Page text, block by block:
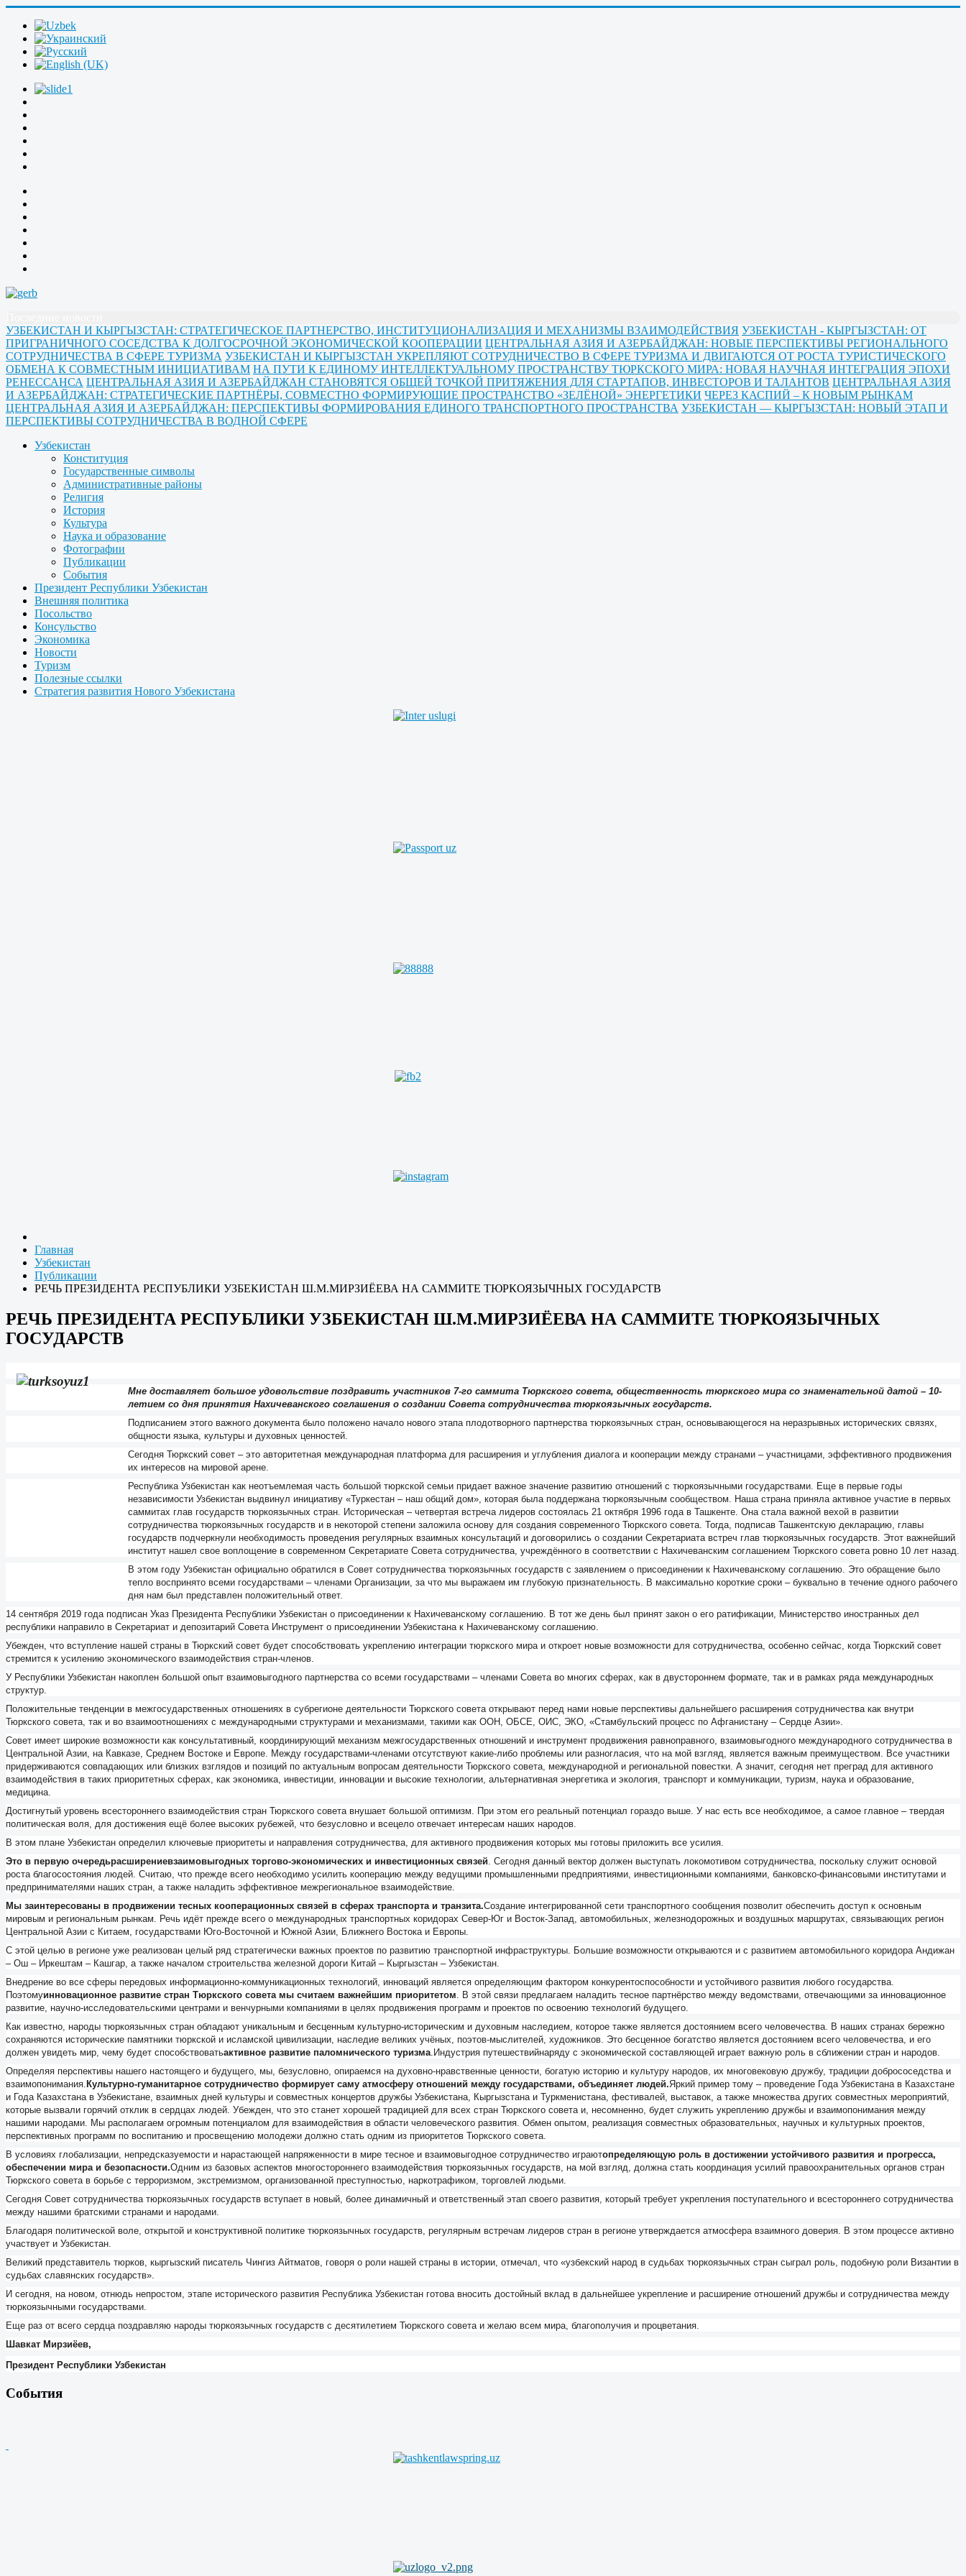
УЗБЕКИСТАН И КЫРГЫЗСТАН: СТРАТЕГИЧЕСКОЕ ПАРТНЕРСТВО, ИНСТИТУЦИОНАЛИЗАЦИЯ И МЕХАНИЗМЫ ВЗАИМОДЕЙСТВИЯ УЗБЕКИСТАН - КЫРГЫЗСТАН: ОТ
ПРИГРАНИЧНОГО СОСЕДСТВА К ДОЛГОСРОЧНОЙ ЭКОНОМИЧЕСКОЙ КООПЕРАЦИИ ЦЕНТРАЛЬНАЯ АЗИЯ И АЗЕРБАЙДЖАН: НОВЫЕ ПЕРСПЕКТИВЫ РЕГИОНАЛЬНОГО
СОТРУДНИЧЕСТВА В СФЕРЕ ТУРИЗМА УЗБЕКИСТАН И КЫРГЫЗСТАН УКРЕПЛЯЮТ СОТРУДНИЧЕСТВО В СФЕРЕ ТУРИЗМА И ДВИГАЮТСЯ ОТ РОСТА ТУРИСТИЧЕСКОГО
ОБМЕНА К СОВМЕСТНЫМ ИНИЦИАТИВАМ НА ПУТИ К ЕДИНОМУ ИНТЕЛЛЕКТУАЛЬНОМУ ПРОСТРАНСТВУ ТЮРКСКОГО МИРА: НОВАЯ НАУЧНАЯ ИНТЕГРАЦИЯ ЭПОХИ
РЕНЕССАНСА ЦЕНТРАЛЬНАЯ АЗИЯ И АЗЕРБАЙДЖАН СТАНОВЯТСЯ ОБЩЕЙ ТОЧКОЙ ПРИТЯЖЕНИЯ ДЛЯ СТАРТАПОВ, ИНВЕСТОРОВ И ТАЛАНТОВ ЦЕНТРАЛЬНАЯ АЗИЯ
И АЗЕРБАЙДЖАН: СТРАТЕГИЧЕСКИЕ ПАРТНЁРЫ, СОВМЕСТНО ФОРМИРУЮЩИЕ ПРОСТРАНСТВО «ЗЕЛЁНОЙ» ЭНЕРГЕТИКИ ЧЕРЕЗ КАСПИЙ – К НОВЫМ РЫНКАМ
ЦЕНТРАЛЬНАЯ АЗИЯ И АЗЕРБАЙДЖАН: ПЕРСПЕКТИВЫ ФОРМИРОВАНИЯ ЕДИНОГО ТРАНСПОРТНОГО ПРОСТРАНСТВА УЗБЕКИСТАН — КЫРГЫЗСТАН: НОВЫЙ ЭТАП И
ПЕРСПЕКТИВЫ СОТРУДНИЧЕСТВА В ВОДНОЙ СФЕРЕ
Узбекистан
Конституция
Государственные символы
Административные районы
Религия
История
Культура
Наука и образование
Фотографии
Публикации
События
Президент Республики Узбекистан
Внешняя политика
Посольство
Консульство
Экономика
Новости
Туризм
Полезные ссылки
Стратегия развития Нового Узбекистана
Главная
Узбекистан
Публикации
РЕЧЬ ПРЕЗИДЕНТА РЕСПУБЛИКИ УЗБЕКИСТАН Ш.М.МИРЗИЁЕВА НА САММИТЕ ТЮРКОЯЗЫЧНЫХ ГОСУДАРСТВ
РЕЧЬ ПРЕЗИДЕНТА РЕСПУБЛИКИ УЗБЕКИСТАН Ш.М.МИРЗИЁЕВА НА САММИТЕ ТЮРКОЯЗЫЧНЫХ
ГОСУДАРСТВ
Мне доставляет большое удовольствие поздравить участников 7-го саммита Тюркского совета, общественность тюркского мира со знаменательной датой – 10-
летием со дня принятия Нахичеванского соглашения о создании Совета сотрудничества тюркоязычных государств.
Подписанием этого важного документа было положено начало нового этапа плодотворного партнерства тюркоязычных стран, основывающегося на неразрывных исторических связях,
общности языка, культуры и духовных ценностей.
Сегодня Тюркский совет – это авторитетная международная платформа для расширения и углубления диалога и кооперации между странами – участницами, эффективного продвижения
их интересов на мировой арене.
Республика Узбекистан как неотъемлемая часть большой тюркской семьи придает важное значение развитию отношений с тюркоязычными государствами. Еще в первые годы
независимости Узбекистан выдвинул инициативу «Туркестан – наш общий дом», которая была поддержана тюркоязычным сообществом. Наша страна приняла активное участие в первых
саммитах глав государств тюркоязычных стран. Историческая – четвертая встреча лидеров состоялась 21 октября 1996 года в Ташкенте. Она стала важной вехой в развитии
сотрудничества тюркоязычных государств и в некоторой степени заложила основу для создания современного Тюркского совета. Тогда, подписав Ташкентскую декларацию, главы
государств подчеркнули необходимость проведения регулярных взаимных консультаций и договорились о создании Секретариата встреч глав тюркоязычных государств. Этот важнейший
институт нашел свое воплощение в современном Секретариате Совета сотрудничества, учреждённого в соответствии с Нахичеванским соглашением Тюркского совета ровно 10 лет назад.
В этом году Узбекистан официально обратился в Совет сотрудничества тюркоязычных государств с заявлением о присоединении к Нахичеванскому соглашению. Это обращение было
тепло воспринято всеми государствами – членами Организации, за что мы выражаем им глубокую признательность. В максимально короткие сроки – буквально в течение одного рабочего
дня нам был представлен положительный ответ.
14 сентября 2019 года подписан Указ Президента Республики Узбекистан о присоединении к Нахичеванскому соглашению. В тот же день был принят закон о его ратификации, Министерство иностранных дел
республики направило в Секретариат и депозитарий Совета Инструмент о присоединении Узбекистана к Нахичеванскому соглашению.
Убежден, что вступление нашей страны в Тюркский совет будет способствовать укреплению интеграции тюркского мира и откроет новые возможности для сотрудничества, особенно сейчас, когда Тюркский совет
стремится к усилению экономического взаимодействия стран-членов.
У Республики Узбекистан накоплен большой опыт взаимовыгодного партнерства со всеми государствами – членами Совета во многих сферах, как в двустороннем формате, так и в рамках ряда международных
структур.
Положительные тенденции в межгосударственных отношениях в субрегионе деятельности Тюркского совета открывают перед нами новые перспективы дальнейшего расширения сотрудничества как внутри
Тюркского совета, так и во взаимоотношениях с международными структурами и механизмами, такими как ООН, ОБСЕ, ОИС, ЭКО, «Стамбульский процесс по Афганистану – Сердце Азии».
Совет имеет широкие возможности как консультативный, координирующий механизм межгосударственных отношений и инструмент продвижения равноправного, взаимовыгодного международного сотрудничества в
Центральной Азии, на Кавказе, Среднем Востоке и Европе. Между государствами-членами отсутствуют какие-либо проблемы или разногласия, что на мой взгляд, является важным преимуществом. Все участники
придерживаются совпадающих или близких взглядов и позиций по актуальным вопросам деятельности Тюркского совета, международной и региональной повестки. А значит, сегодня нет преград для активного
взаимодействия в таких приоритетных сферах, как экономика, инвестиции, инновации и высокие технологии, альтернативная энергетика и экология, транспорт и коммуникации, туризм, наука и образование,
медицина.
Достигнутый уровень всестороннего взаимодействия стран Тюркского совета внушает большой оптимизм. При этом его реальный потенциал гораздо выше. У нас есть все необходимое, а самое главное – твердая
политическая воля, для достижения ещё более высоких рубежей, что безусловно и всецело отвечает интересам наших народов.
В этом плане Узбекистан определил ключевые приоритеты и направления сотрудничества, для активного продвижения которых мы готовы приложить все усилия.
Это в первую очередьрасширениевзаимовыгодных торгово-экономических и инвестиционных связей . Сегодня данный вектор должен выступать локомотивом сотрудничества, поскольку служит основой
роста благосостояния людей. Считаю, что прежде всего необходимо усилить кооперацию между ведущими промышленными предприятиями, инвестиционными компаниями, банковско-финансовыми институтами и
предпринимателями наших стран, а также наладить эффективное межрегиональное взаимодействие.
Мы заинтересованы в продвижении тесных кооперационных связей в сферах транспорта и транзита.Создание интегрированной сети транспортного сообщения позволит обеспечить доступ к основным
мировым и региональным рынкам. Речь идёт прежде всего о международных транспортных коридорах Север-Юг и Восток-Запад, автомобильных, железнодорожных и воздушных маршрутах, связывающих регион
Центральной Азии с Китаем, государствами Юго-Восточной и Южной Азии, Ближнего Востока и Европы.
С этой целью в регионе уже реализован целый ряд стратегически важных проектов по развитию транспортной инфраструктуры. Большие возможности открываются и с развитием автомобильного коридора Андижан
– Ош – Иркештам – Кашгар, а также началом строительства железной дороги Китай – Кыргызстан – Узбекистан.
Внедрение во все сферы передовых информационно-коммуникационных технологий, инноваций является определяющим фактором конкурентоспособности и устойчивого развития любого государства.
Поэтомуинновационное развитие стран Тюркского совета мы считаем важнейшим приоритетом . В этой связи предлагаем наладить тесное партнёрство между ведомствами, отвечающими за инновационное
развитие, научно-исследовательскими центрами и венчурными компаниями в целях продвижения программ и проектов по освоению технологий будущего.
Как известно, народы тюркоязычных стран обладают уникальным и бесценным культурно-историческим и духовным наследием, которое также является достоянием всего человечества. В наших странах бережно
сохраняются исторические памятники тюркской и исламской цивилизации, наследие великих учёных, поэтов-мыслителей, художников. Это бесценное богатство является достоянием всего человечества, и его
должен увидеть мир, чему будет способствоватьактивное развитие паломнического туризма Индустрия путешествийнаряду с экономической составляющей играет важную роль в сближении стран и народов.
Определяя перспективы нашего настоящего и будущего, мы, безусловно, опираемся на духовно-нравственные ценности, богатую историю и культуру народов, их многовековую дружбу, традиции добрососедства и
взаимопонимания. Культурно-гуманитарное сотрудничество формирует саму атмосферу отношений между государствами, объединяет людей.Яркий пример тому – проведение Года Узбекистана в Казахстане
и Года Казахстана в Узбекистане, взаимных дней культуры и совместных концертов дружбы Узбекистана, Кыргызстана и Туркменистана, фестивалей, выставок, а также множества других совместных мероприятий,
которые вызвали горячий отклик в сердцах людей. Убежден, что это станет хорошей традицией для всех стран Тюркского совета и, несомненно, будет служить укреплению дружбы и взаимопонимания между
нашими народами. Мы располагаем огромным потенциалом для взаимодействия в области человеческого развития. Обмен опытом, реализация совместных образовательных, научных и культурных проектов,
перспективных программ по воспитанию и просвещению молодежи должно стать одним из приоритетов Тюркского совета.
В условиях глобализации, непредсказуемости и нарастающей напряженности в мире тесное и взаимовыгодное сотрудничество играютопределяющую роль в достижении устойчивого развития и прогресса,
обеспечении мира и безопасности.Одним из базовых аспектов многостороннего взаимодействия тюркоязычных государств, на мой взгляд, должна стать координация усилий правоохранительных органов стран
Тюркского совета в борьбе с терроризмом, экстремизмом, организованной преступностью, наркотрафиком, торговлей людьми.
Сегодня Совет сотрудничества тюркоязычных государств вступает в новый, более динамичный и ответственный этап своего развития, который требует укрепления поступательного и всестороннего сотрудничества
между нашими братскими странами и народами.
Благодаря политической воле, открытой и конструктивной политике тюркоязычных государств, регулярным встречам лидеров стран в регионе утверждается атмосфера взаимного доверия. В этом процессе активно
участвует и Узбекистан.
Великий представитель тюрков, кыргызский писатель Чингиз Айтматов, говоря о роли нашей страны в истории, отмечал, что «узбекский народ в судьбах тюркоязычных стран сыграл роль, подобную роли Византии в
судьбах славянских государств».
И сегодня, на новом, отнюдь непростом, этапе исторического развития Республика Узбекистан готова вносить достойный вклад в дальнейшее укрепление и расширение отношений дружбы и сотрудничества между
тюркоязычными государствами.
Еще раз от всего сердца поздравляю народы тюркоязычных государств с десятилетием Тюркского совета и желаю всем мира, благополучия и процветания.
Шавкат Мирзиёев,
Президент Республики Узбекистан
События